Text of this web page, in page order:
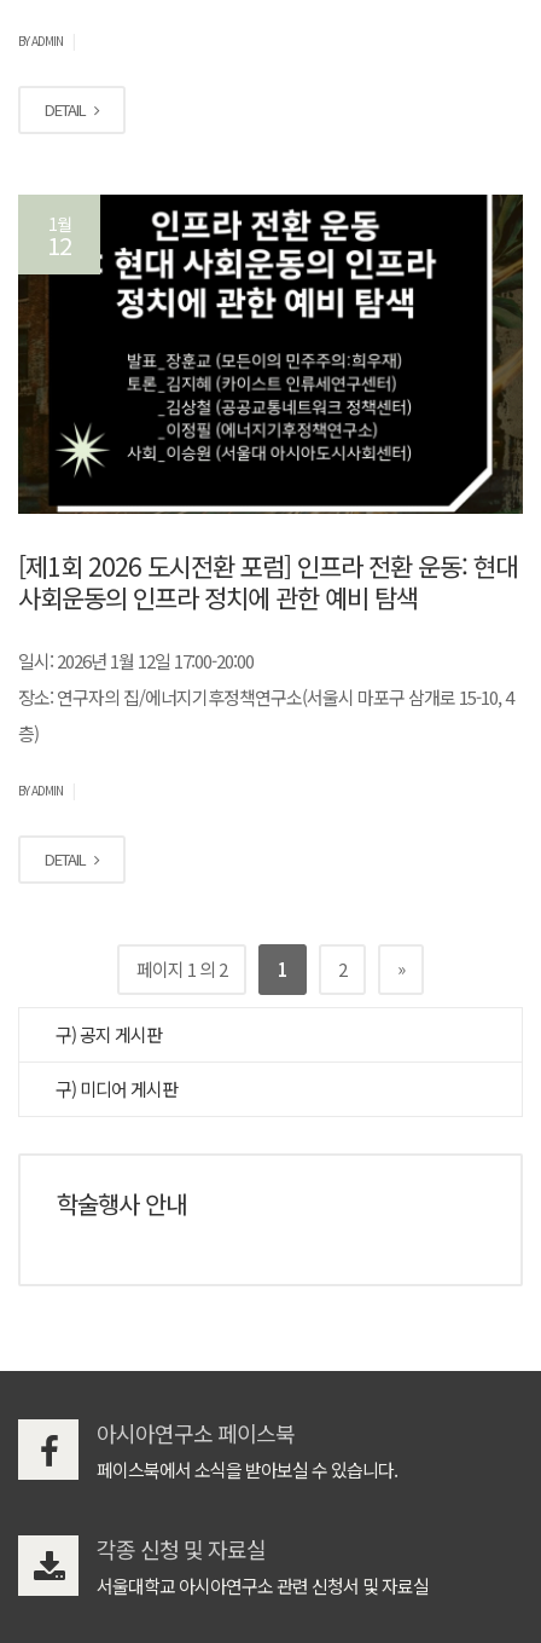
BY ADMIN
DETAIL
1월
12
[제1회 2026 도시전환 포럼] 인프라 전환 운동: 현대
사회운동의 인프라 정치에 관한 예비 탐색
일시: 2026년 1월 12일 17:00-20:00
장소: 연구자의 집/에너지기후정책연구소(서울시 마포구 삼개로 15-10, 4
층)
BY ADMIN
DETAIL
페이지 1 의 2 1 2 »
구) 공지 게시판
구) 미디어 게시판
학술행사 안내
아시아연구소 페이스북
페이스북에서 소식을 받아보실 수 있습니다.
각종 신청 및 자료실
서울대학교 아시아연구소 관련 신청서 및 자료실